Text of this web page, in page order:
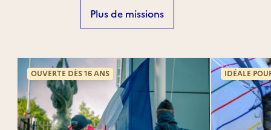
Plus de missions
OUVERTE DÈS 16 ANS IDÉALE